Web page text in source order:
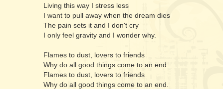
Living this way I stress less
I want to pull away when the dream dies
The pain sets it and I don't cry
I only feel gravity and I wonder why.
Flames to dust, lovers to friends
Why do all good things come to an end
Flames to dust, lovers to friends
Why do all good things come to an end.